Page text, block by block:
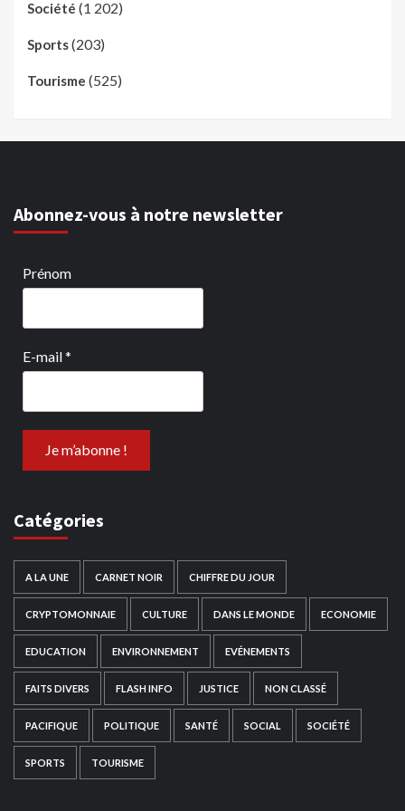
Société (1 202)
Sports(203)
Tourisme (525)
Abonnez-vous à notre newsletter
Prénom
E-mail*
Catégories
A LA UNE CARNET NOIR CHIFFRE DU JOUR
CRYPTOMONNAIE CULTURE DANS LE MONDE ECONOMIE
EDUCATION ENVIRONNEMENT EVÉNEMENTS
FAITS DIVERS FLASH INFO JUSTICE NON CLASSÉ
PACIFIQUE POLITIQUE SANTÉ SOCIAL SOCIÉTÉ
SPORTS TOURISME